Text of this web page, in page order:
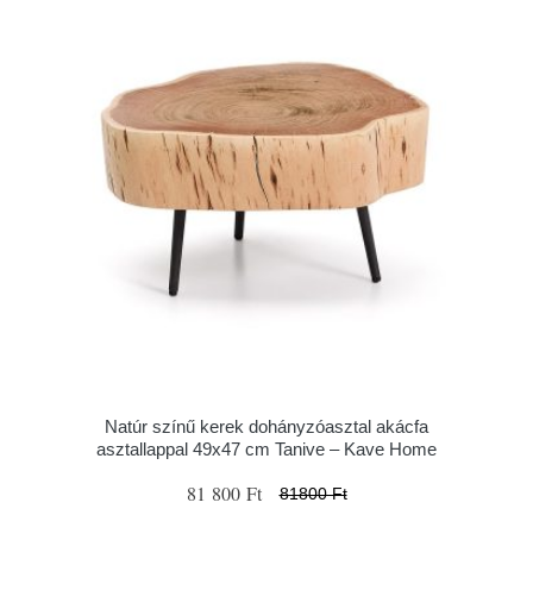
Natúr színű kerek dohányzóasztal akácfa
asztallappal 49x47 cm Tanive – Kave Home
81 800 Ft 81800 Ft